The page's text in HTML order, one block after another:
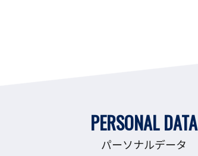
PERSONAL DATA
パーソナルデータ